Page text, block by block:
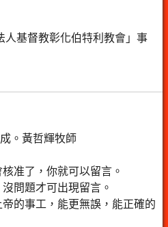
人基督教彰化伯特利教會」事
。黃哲輝牧師
准了，你就可以留言。
問題才可出現留言。
的事工，能更無誤，能正確的